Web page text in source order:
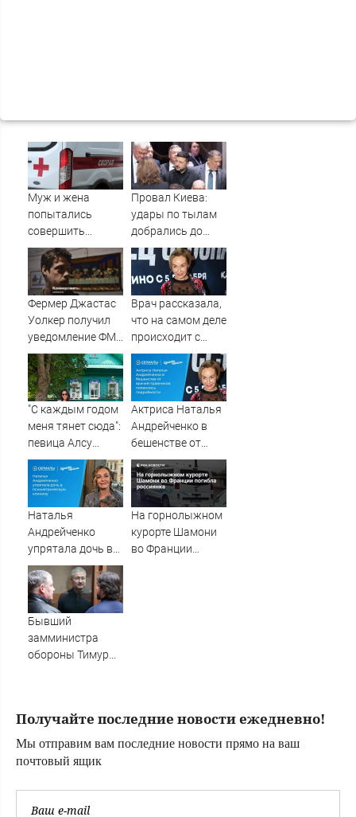
Муж и жена
попытались
совершить
суицид,
предупредив
оперативные
службы
Провал Киева:
удары по тылам
добрались до
Зеленского
быстрее, чем до
России
Фермер Джастас
Уолкер получил
уведомление ФМС
о депортации из
России
Врач рассказала,
что на самом деле
происходит с
актрисой
Натальей
Андрейченко
"С каждым годом
меня тянет сюда":
певица Алсу
приехала в
татарскую
деревню, где
прошло ее
детство
Актриса Наталья
Андрейченко в
бешенстве от
врачей-
травников:
появились
подробности
Наталья
Андрейченко
упрятала дочь в
психиатрическую
клинику
На горнолыжном
курорте Шамони
во Франции
Бывший
замминистра
обороны Тимур
Получайте последние новости ежедневно!
Мы отправим вам последние новости прямо на ваш
почтовый ящик